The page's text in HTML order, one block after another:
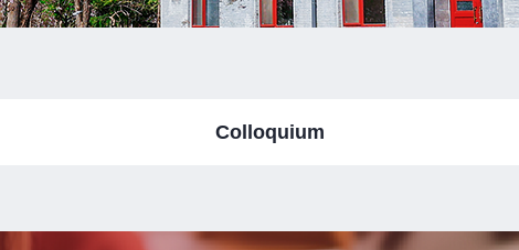
Colloquium